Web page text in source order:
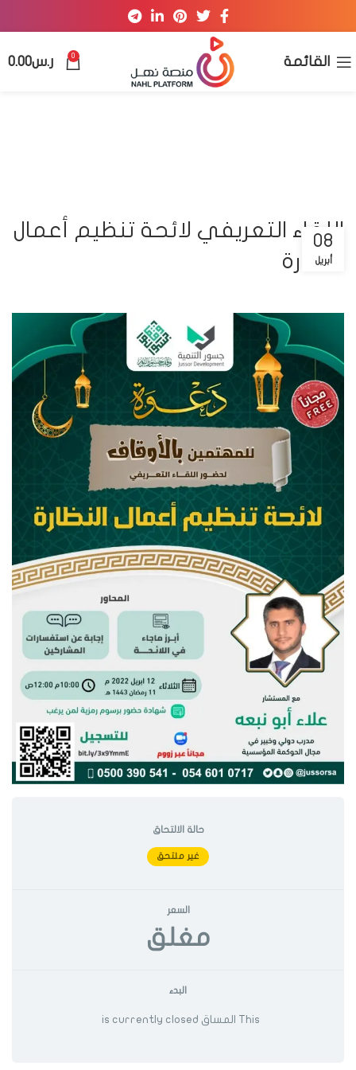
القائمة 0 ر.س0.00
اللقاء التعريفي لائحة تنظيم أعمال
النظارة
08
أبريل
حالة الالتحاق
غير ملتحق
السعر
مغلق
البدء
This المساق is currently closed